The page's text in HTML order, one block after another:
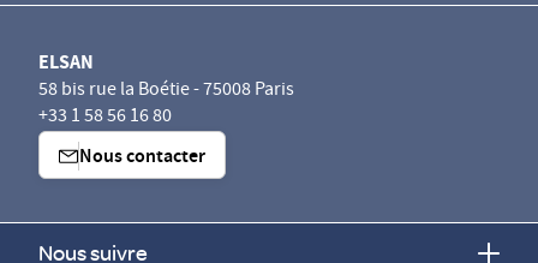
ELSAN
58 bis rue la Boétie - 75008 Paris
+33 1 58 56 16 80
Nous contacter
Nous suivre